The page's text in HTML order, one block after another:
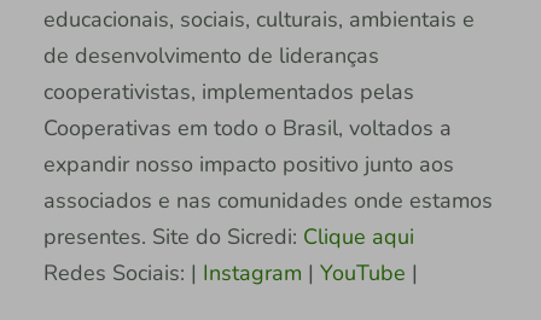
educacionais, sociais, culturais, ambientais e
de desenvolvimento de lideranças
cooperativistas, implementados pelas
Cooperativas em todo o Brasil, voltados a
expandir nosso impacto positivo junto aos
associados e nas comunidades onde estamos
presentes. Site do Sicredi: Clique aqui
Redes Sociais: | Instagram | YouTube |